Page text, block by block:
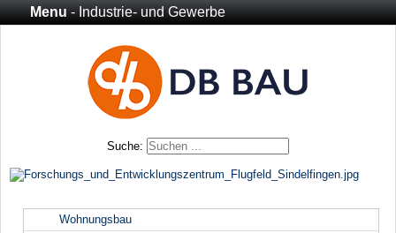
Menu- Industrie- und Gewerbe
Suche:
Wohnungsbau